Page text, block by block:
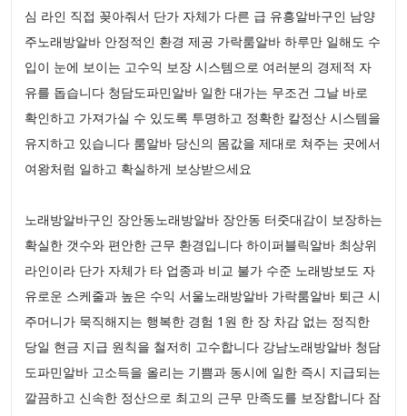
심 라인 직접 꽂아줘서 단가 자체가 다른 급 유흥알바구인 남양
주노래방알바 안정적인 환경 제공 가락룸알바 하루만 일해도 수
입이 눈에 보이는 고수익 보장 시스템으로 여러분의 경제적 자
유를 돕습니다 청담도파민알바 일한 대가는 무조건 그날 바로
확인하고 가져가실 수 있도록 투명하고 정확한 칼정산 시스템을
유지하고 있습니다 룸알바 당신의 몸값을 제대로 쳐주는 곳에서
여왕처럼 일하고 확실하게 보상받으세요
노래방알바구인 장안동노래방알바 장안동 터줏대감이 보장하는
확실한 갯수와 편안한 근무 환경입니다 하이퍼블릭알바 최상위
라인이라 단가 자체가 타 업종과 비교 불가 수준 노래방보도 자
유로운 스케줄과 높은 수익 서울노래방알바 가락룸알바 퇴근 시
주머니가 묵직해지는 행복한 경험 1원 한 장 차감 없는 정직한
당일 현금 지급 원칙을 철저히 고수합니다 강남노래방알바 청담
도파민알바 고소득을 올리는 기쁨과 동시에 일한 즉시 지급되는
깔끔하고 신속한 정산으로 최고의 근무 만족도를 보장합니다 잠